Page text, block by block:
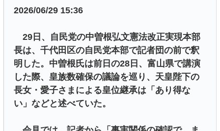
2026/06/29 15:36
29日、自民党の中曽根弘文憲法改正実現本部
長は、千代田区の自民党本部で記者団の前で釈
明した。中曽根氏は前日の28日、富山県で講演
した際、皇族数確保の議論を巡り、天皇陛下の
長女・愛子さまによる皇位継承は「あり得な
い」などと述べていた。